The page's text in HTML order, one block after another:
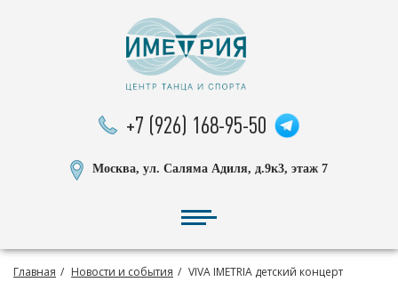
+7 (926) 168-95-50
Москва, ул. Саляма Адиля, д.9к3, этаж 7
Главная Новости и события VIVA IMETRIA детский концерт